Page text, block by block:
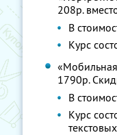
208р.
В
Курс
1790р.
В
Курс